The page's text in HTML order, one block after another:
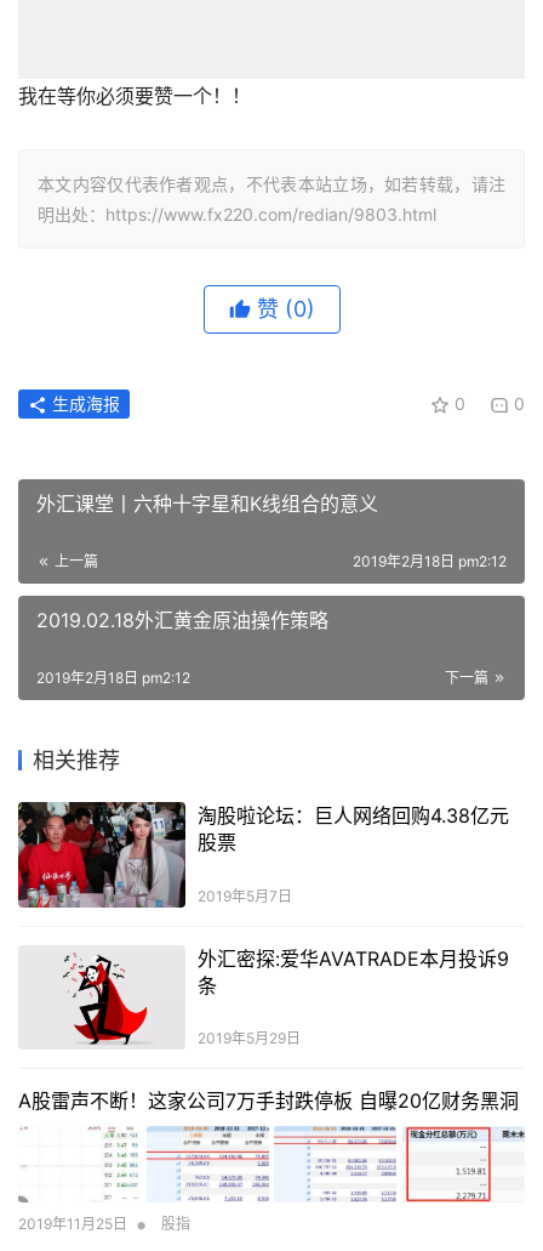
我在等你必须要赞一个！！
本文内容仅代表作者观点，不代表本站立场，如若转载，请注
明出处：https://www.fx220.com/redian/9803.html
赞 (0)
0 0
生成海报
外汇课堂丨六种十字星和K线组合的意义
上一篇 2019年2月18日 pm2:12
2019.02.18外汇黄金原油操作策略
下一篇
2019年2月18日 pm2:12
相关推荐
淘股啦论坛：巨人网络回购4.38亿元
股票
2019年5月7日
外汇密探:爱华AVATRADE本月投诉9
条
2019年5月29日
A股雷声不断！这家公司7万手封跌停板 自曝20亿财务黑洞
2019年11月25日 • 股指